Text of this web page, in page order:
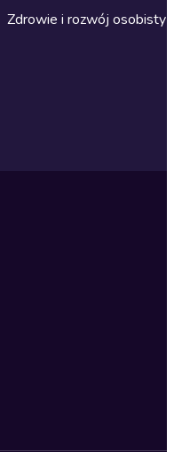
Zdrowie i rozwój osobisty